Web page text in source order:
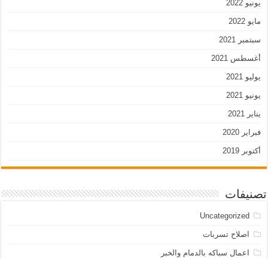
يونيو 2022
مايو 2022
سبتمبر 2021
أغسطس 2021
يوليو 2021
يونيو 2021
يناير 2021
فبراير 2020
أكتوبر 2019
تصنيفات
Uncategorized
اصلاح تسربات
اعمال سباكه بالدمام والخبر